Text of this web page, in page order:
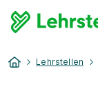
Lehrstellen